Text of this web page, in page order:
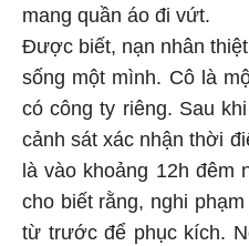
mang quần áo đi vứt.
Được biết, nạn nhân
sống một mình. Cô là
có công ty riêng. Sau
cảnh sát xác nhận thời
là vào khoảng 12h đêm
cho biết rằng, nghi
từ trước để phục kích.